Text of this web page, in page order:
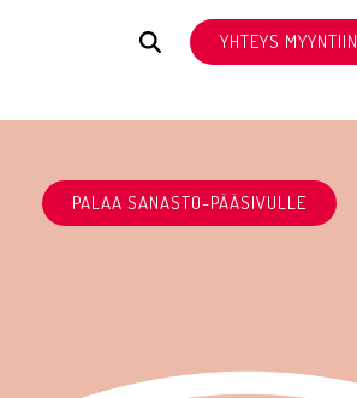
YHTEYS MYYNTIIN
PALAA SANASTO-PÄÄSIVULLE